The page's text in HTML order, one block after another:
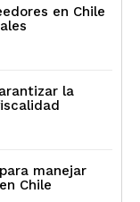
en Chile
la
manejar
Chile